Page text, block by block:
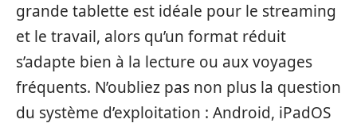
grande tablette est idéale pour le streaming
et le travail, alors qu’un format réduit
s’adapte bien à la lecture ou aux voyages
fréquents. N’oubliez pas non plus la question
du système d’exploitation : Android, iPadOS